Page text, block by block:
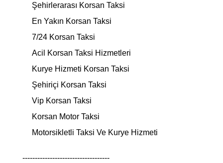
Şehirlerarası Korsan Taksi
En Yakın Korsan Taksi
7/24 Korsan Taksi
Acil Korsan Taksi Hizmetleri
Kurye Hizmeti Korsan Taksi
Şehiriçi Korsan Taksi
Vip Korsan Taksi
Korsan Motor Taksi
Motorsikletli Taksi Ve Kurye Hizmeti
-----------------------------------